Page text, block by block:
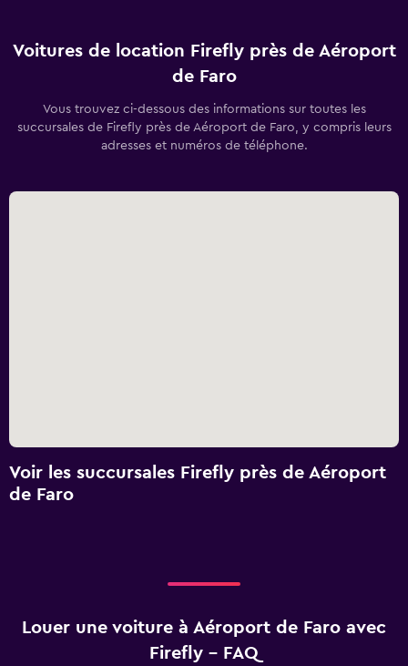
Voitures de location Firefly près de Aéroport
de Faro
Vous trouvez ci-dessous des informations sur toutes les
succursales de Firefly près de Aéroport de Faro, y compris leurs
adresses et numéros de téléphone.
Voir les succursales Firefly près de Aéroport
de Faro
Louer une voiture à Aéroport de Faro avec
Firefly - FAQ